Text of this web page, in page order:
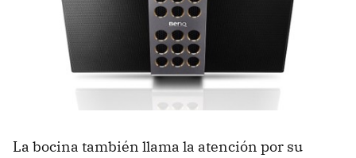
La bocina también llama la atención por su